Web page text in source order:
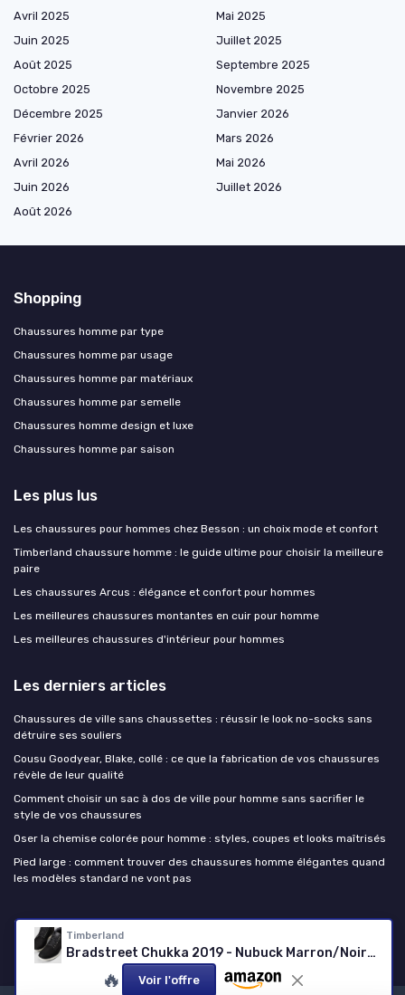
Timberland
Bradstreet Chukka 2019 - Nubuck Marron/Noir - 43.5 EU
🔥 Voir l'offre
Avril 2025
Mai 2025
Juin 2025
Juillet 2025
Août 2025
Septembre 2025
Octobre 2025
Novembre 2025
Décembre 2025
Janvier 2026
Février 2026
Mars 2026
Avril 2026
Mai 2026
Juin 2026
Juillet 2026
Août 2026
Shopping
Chaussures homme par type
Chaussures homme par usage
Chaussures homme par matériaux
Chaussures homme par semelle
Chaussures homme design et luxe
Chaussures homme par saison
Les plus lus
Les chaussures pour hommes chez Besson : un choix mode et confort
Timberland chaussure homme : le guide ultime pour choisir la meilleure
paire
Les chaussures Arcus : élégance et confort pour hommes
Les meilleures chaussures montantes en cuir pour homme
Les meilleures chaussures d'intérieur pour hommes
Les derniers articles
Chaussures de ville sans chaussettes : réussir le look no-socks sans
détruire ses souliers
Cousu Goodyear, Blake, collé : ce que la fabrication de vos chaussures
révèle de leur qualité
Comment choisir un sac à dos de ville pour homme sans sacrifier le
style de vos chaussures
Oser la chemise colorée pour homme : styles, coupes et looks maîtrisés
Pied large : comment trouver des chaussures homme élégantes quand
les modèles standard ne vont pas
Chaussure homme